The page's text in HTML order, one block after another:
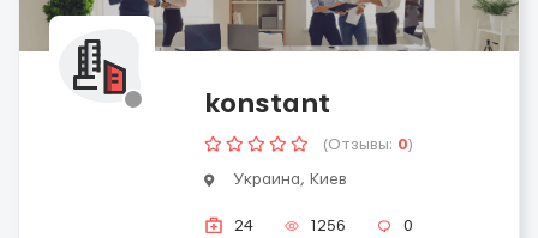
konstant
(Отзывы: 0)
Украина, Киев
24 1256 0